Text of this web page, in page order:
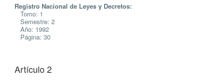
Registro Nacional de Leyes y Decretos:
Tomo: 1
Semestre: 2
Año: 1992
Página: 30
Artículo 2